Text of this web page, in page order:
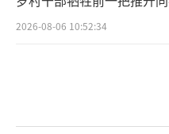
别！
2026-08-06 10:52:34